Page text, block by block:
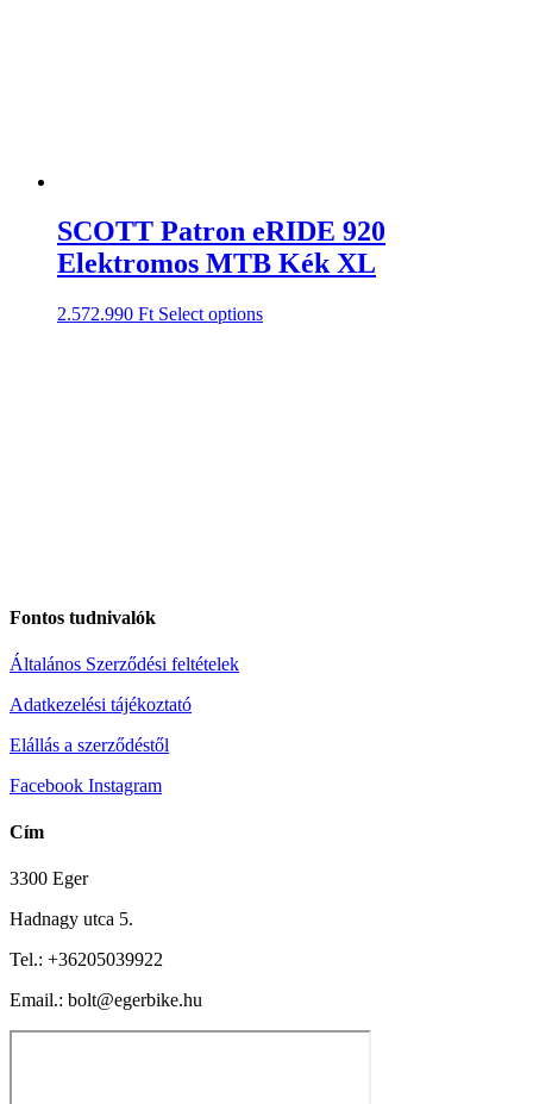
SCOTT Patron eRIDE 920
Elektromos MTB Kék XL
2.572.990 Ft Select options
Fontos tudnivalók
Általános Szerződési feltételek
Adatkezelési tájékoztató
Elállás a szerződéstől
Facebook Instagram
Cím
3300 Eger
Hadnagy utca 5.
Tel.: +36205039922
Email.: bolt@egerbike.hu